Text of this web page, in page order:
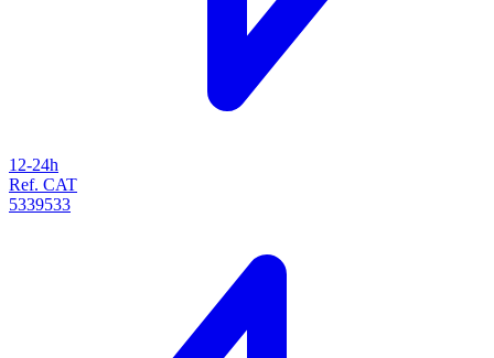
12-24h
Ref. CAT
5339533